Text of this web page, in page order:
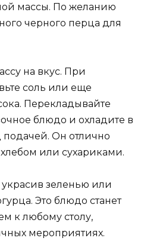
массы. По желанию
черного перца для
на вкус. При
соль или еще
Перекладывайте
блюдо и охладите в
Он отлично
или сухариками.
зеленью или
Это блюдо станет
к любому столу,
мероприятиях.